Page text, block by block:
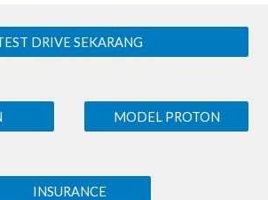
DRIVE SEKARANG
MODEL PROTON
INSURANCE